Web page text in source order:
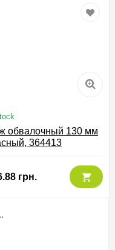
обвалочный 130 мм
364413
грн.